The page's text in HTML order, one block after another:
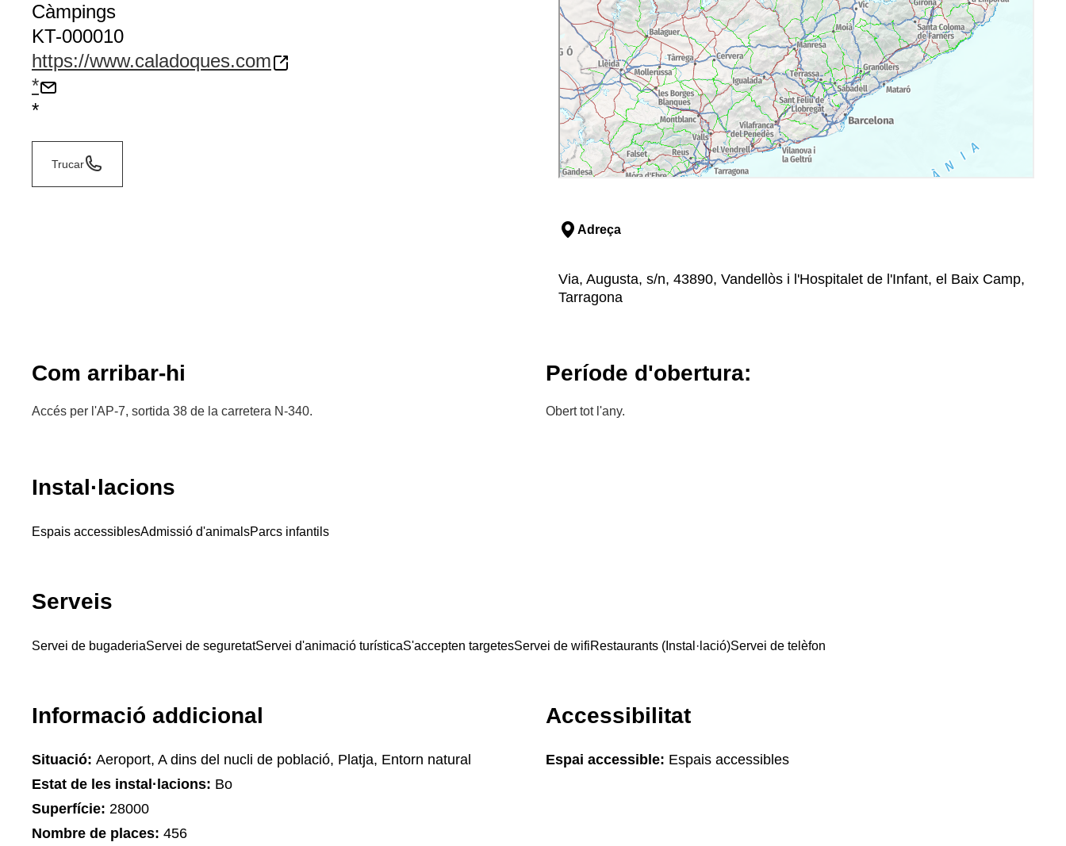
Càmpings
KT-000010
https://www.caladoques.com
*
*
Trucar
Adreça
Via, Augusta, s/n, 43890, Vandellòs i l'Hospitalet de l'Infant, el Baix Camp,
Tarragona
Com arribar-hi
Accés per l'AP-7, sortida 38 de la carretera N-340.
Període d'obertura:
Obert tot l'any.
Instal·lacions
Espais accessiblesAdmissió d'animalsParcs infantils
Serveis
Servei de bugaderiaServei de seguretatServei d'animació turísticaS'accepten targetesServei de wifiRestaurants (Instal·lació)Servei de telèfon
Informació addicional
Situació: Aeroport, A dins del nucli de població, Platja, Entorn natural
Estat de les instal·lacions: Bo
Superfície: 28000
Nombre de places: 456
Accessibilitat
Espai accessible: Espais accessibles